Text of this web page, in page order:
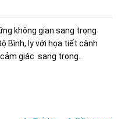
không gian sang trọng
Bình, ly với họa tiết cành
giác sang trọng.